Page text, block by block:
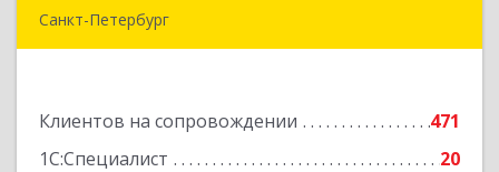
Санкт-Петербург
Клиентов на сопровождении
471
1С:Специалист
20
Подробнее